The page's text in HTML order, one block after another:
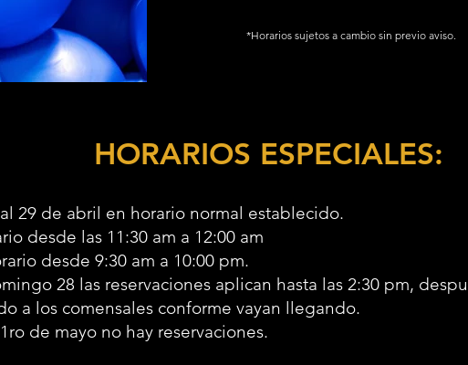
*Horarios sujetos a cambio sin previo aviso.
HORARIOS ESPECIALES:
29 de abril en horario normal establecido.
desde las 11:30 am a 12:00 am
desde 9:30 am a 10:00 pm.
28 las reservaciones aplican hasta las 2:30 pm,
a los comensales conforme vayan llegando.
de mayo no hay reservaciones.